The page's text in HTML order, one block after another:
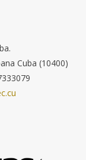
Cuba (10400)